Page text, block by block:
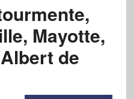
Mayotte,
de